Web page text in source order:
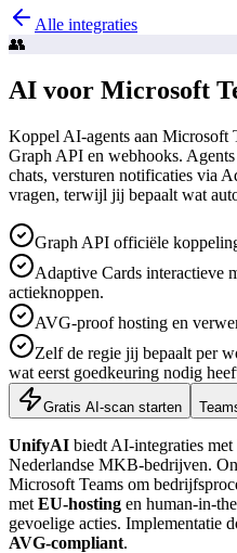
Alle integraties
👥
AI voor Microsoft
Koppel AI-agents aan Microsoft
Graph API en webhooks.
chats, versturen notificaties via
vragen, terwijl jij bepaalt wat
Graph API officiële
Adaptive Cards interactieve
actieknoppen.
AVG-proof hosting en
Zelf de regie jij bepaalt per
wat eerst goedkeuring nodig
Gratis AI-scan starten
UnifyAI biedt AI-integraties met
Nederlandse MKB-bedrijven.
Microsoft Teams om
met EU-hosting en human-in-
gevoelige acties. Implementatie
AVG-compliant.